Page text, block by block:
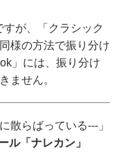
すが、「クラシック
様の方法で振り分け
」には、振り分け
ません。
散らばっている---」
ル「ナレカン」